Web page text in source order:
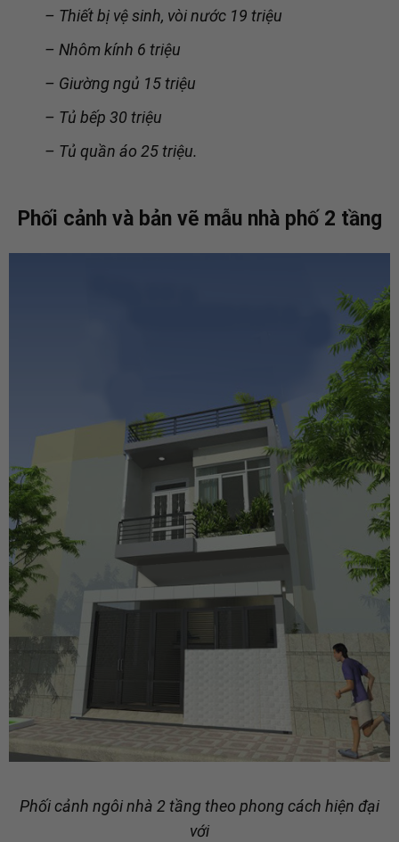
– Thiết bị vệ sinh, vòi nước 19 triệu
– Nhôm kính 6 triệu
– Giường ngủ 15 triệu
– Tủ bếp 30 triệu
– Tủ quần áo 25 triệu.
Phối cảnh và bản vẽ mẫu nhà phố 2 tầng
Phối cảnh ngôi nhà 2 tầng theo phong cách hiện đại
với